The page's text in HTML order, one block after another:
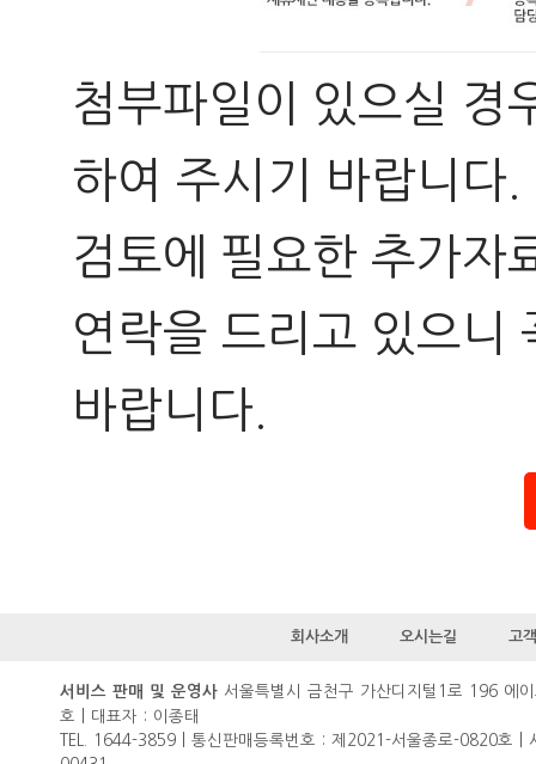
첨부파일이 있으실 경
하여 주시기 바랍니다.
검토에 필요한 추가자
연락을 드리고 있으니
바랍니다.
회사소개 오시는길 고
서비스 판매 및 운영사 서울특별시 금천구 가산디지털1로 196 에
호 | 대표자 : 이종태
TEL. 1644-3859 | 통신판매등록번호 : 제2021-서울종로-0820호 |